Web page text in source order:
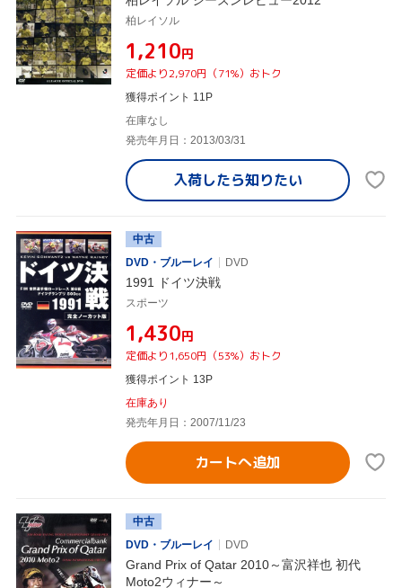
柏レイソル
¥1,210円
定価より2,970円（71%）おトク
獲得ポイント 11P
在庫なし
発売年月日：2013/03/31
入荷したら知りたい
中古
DVD・ブルーレイ
DVD
1991 ドイツ決戦
スポーツ
¥1,430円
定価より1,650円（53%）おトク
獲得ポイント 13P
在庫あり
発売年月日：2007/11/23
カートへ追加
中古
DVD・ブルーレイ
DVD
Grand Prix of Qatar 2010～富沢祥也 初代
Moto2ウィナー～